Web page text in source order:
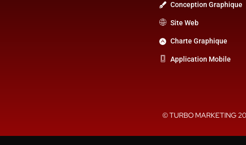
Conception Graphique
Site Web
Charte Graphique
Application Mobile
© TURBO MARKETING